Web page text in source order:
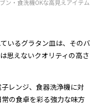
ン・食洗機OKな高見えアイテム
いるグラタン皿は、そのバ
思えないクオリティの高さ
レンジ、食器洗浄機に対
の食卓を彩る強力な味方